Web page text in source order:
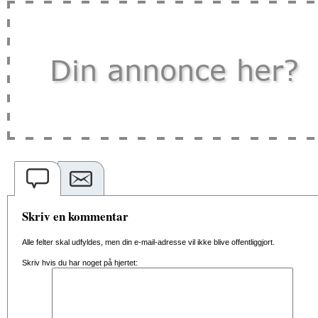
Skriv en kommentar
Alle felter skal udfyldes, men din e-mail-adresse vil ikke blive offentliggjort.
Skriv hvis du har noget på hjertet: